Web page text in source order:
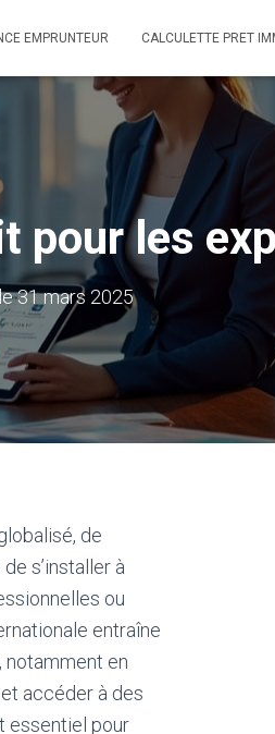
EMPRUNTEUR CALCULETTE PRET
pour les
31 mars 2025
de
s’installer à
ou
entraîne
notamment en
et accéder à des
essentiel pour